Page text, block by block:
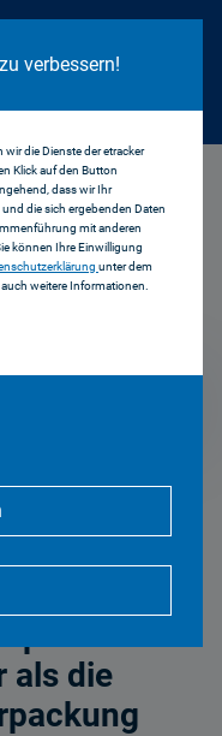
verbessern!
die Dienste der etracker
Klick auf den Button
dass wir Ihr
die sich ergebenden Daten
mit anderen
können Ihre Einwilligung
unter dem
weitere Informationen.
als die